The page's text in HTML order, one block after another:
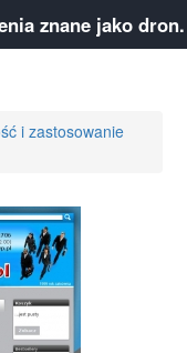
i zastosowanie
znane jako dron.